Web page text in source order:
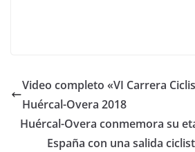
Video completo «VI Carrera
Huércal-Overa 2018
Huércal-Overa conmemora su
España con una salida